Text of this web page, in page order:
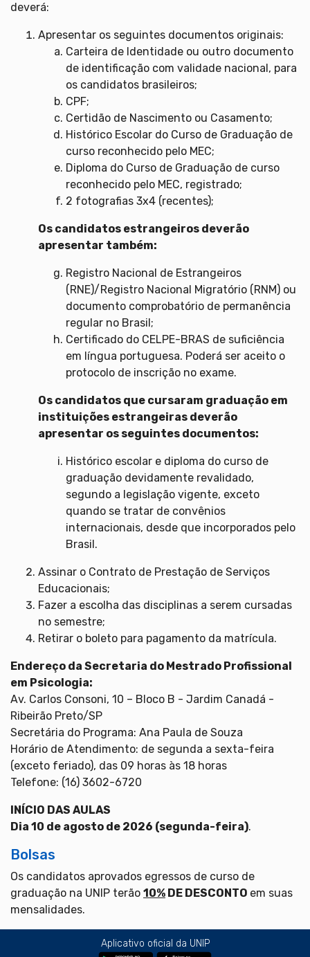
deverá:
Apresentar os seguintes documentos originais:
Carteira de Identidade ou outro documento
de identificação com validade nacional, para
os candidatos brasileiros;
CPF;
Certidão de Nascimento ou Casamento;
Histórico Escolar do Curso de Graduação de
curso reconhecido pelo MEC;
Diploma do Curso de Graduação de curso
reconhecido pelo MEC, registrado;
2 fotografias 3x4 (recentes);
Os candidatos estrangeiros deverão
apresentar também:
Registro Nacional de Estrangeiros
(RNE)/Registro Nacional Migratório (RNM) ou
documento comprobatório de permanência
regular no Brasil;
Certificado do CELPE-BRAS de suficiência
em língua portuguesa. Poderá ser aceito o
protocolo de inscrição no exame.
Os candidatos que cursaram graduação em
instituições estrangeiras deverão
apresentar os seguintes documentos:
Histórico escolar e diploma do curso de
graduação devidamente revalidado,
segundo a legislação vigente, exceto
quando se tratar de convênios
internacionais, desde que incorporados pelo
Brasil.
Assinar o Contrato de Prestação de Serviços
Educacionais;
Fazer a escolha das disciplinas a serem cursadas
no semestre;
Retirar o boleto para pagamento da matrícula.
Endereço da Secretaria do Mestrado Profissional
em Psicologia:
Av. Carlos Consoni, 10 – Bloco B - Jardim Canadá -
Ribeirão Preto/SP
Secretária do Programa: Ana Paula de Souza
Horário de Atendimento: de segunda a sexta-feira
(exceto feriado), das 09 horas às 18 horas
Telefone: (16) 3602-6720
INÍCIO DAS AULAS
Dia 10 de agosto de 2026 (segunda-feira).
Bolsas
Os candidatos aprovados egressos de curso de
graduação na UNIP terão 10% DE DESCONTO em suas
mensalidades.
Aplicativo oficial da UNIP